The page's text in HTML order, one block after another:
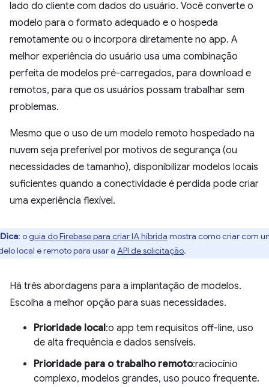
lado do cliente com dados do usuário. Você converte o
modelo para o formato adequado e o hospeda
remotamente ou o incorpora diretamente no app. A
melhor experiência do usuário usa uma combinação
perfeita de modelos pré-carregados, para download e
remotos, para que os usuários possam trabalhar sem
problemas.
Mesmo que o uso de um modelo remoto hospedado na
nuvem seja preferível por motivos de segurança (ou
necessidades de tamanho), disponibilizar modelos locais
suficientes quando a conectividade é perdida pode criar
uma experiência flexível.
Dica: oguia do Firebase para criar IA híbrida mostra como criar com
local e remoto para usar a API de solicitação.
Há três abordagens para a implantação de modelos.
Escolha a melhor opção para suas necessidades.
Prioridade local:o app tem requisitos off-line, uso
de alta frequência e dados sensíveis.
Prioridade para o trabalho remoto:raciocínio
complexo, modelos grandes, uso pouco frequente.